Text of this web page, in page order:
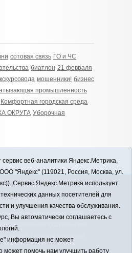
сотовая связь ГО и ЧС
биатлон 21 февраля
мошенники! бизнес
промышленность
Комфортная городская среда
ОКРУГА Уборочная
/ Новости
округа, 2026
издательский
вести". Главный редактор:
веб-аналитики Яндекс.Метрика,
"Яндекс" (119021, Россия, Москва, ул.
Сервис Яндекс.Метрика использует
данных посетителей для
и улучшения качества обслуживания.
Вы автоматически соглашаетесь с
информация не может
может помочь нам улучшить работу